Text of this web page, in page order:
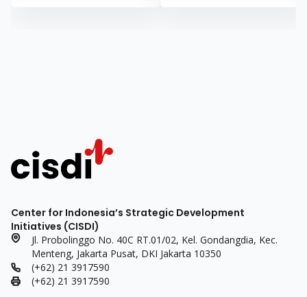
Center for Indonesia’s Strategic Development
Initiatives (CISDI)
Jl. Probolinggo No. 40C RT.01/02, Kel. Gondangdia, Kec.
Menteng, Jakarta Pusat, DKI Jakarta 10350
(+62) 21 3917590
(+62) 21 3917590